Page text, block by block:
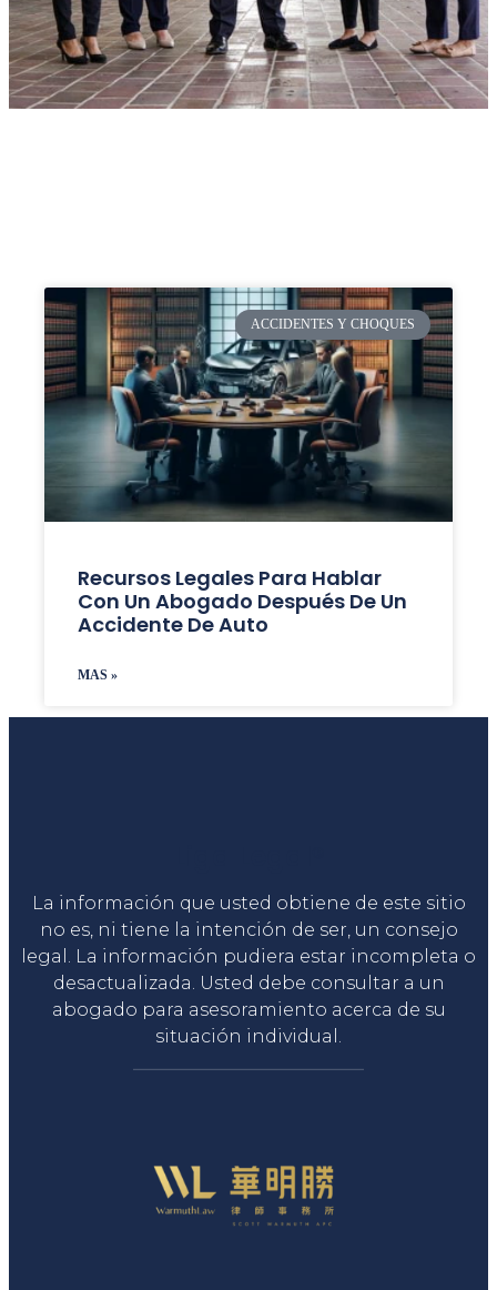
ACCIDENTES Y CHOQUES
Recursos Legales Para Hablar
Con Un Abogado Después De Un
Accidente De Auto
MAS »
La información que usted obtiene de este sitio
no es, ni tiene la intención de ser, un consejo
legal. La información pudiera estar incompleta o
desactualizada. Usted debe consultar a un
abogado para asesoramiento acerca de su
situación individual.